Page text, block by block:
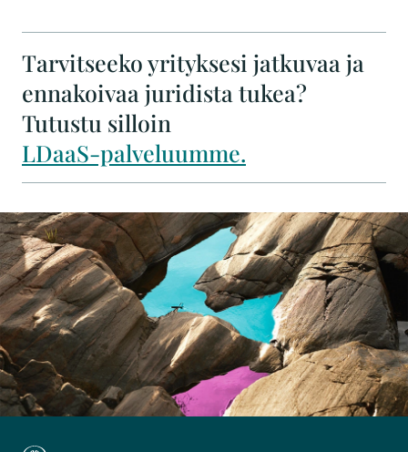
Tarvitseeko yrityksesi jatkuvaa ja
ennakoivaa juridista tukea?
Tutustu silloin
LDaaS-palveluumme.